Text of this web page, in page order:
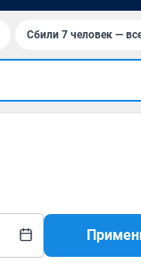
Сбили 7 человек —